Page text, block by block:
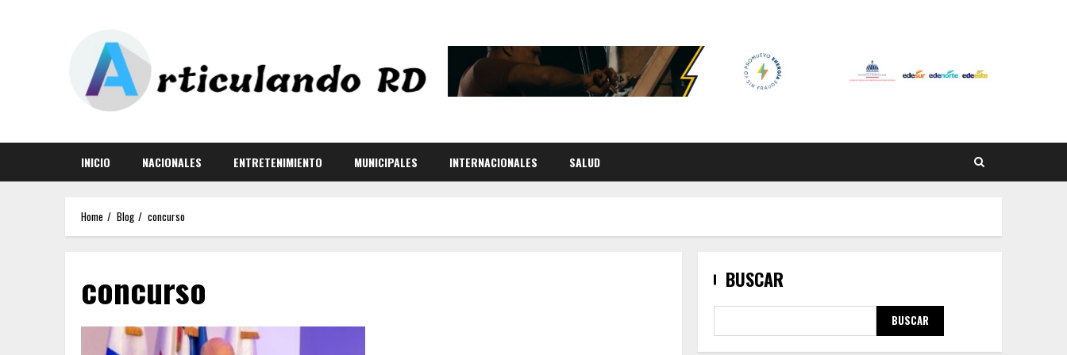
INICIO NACIONALES ENTRETENIMIENTO MUNICIPALES INTERNACIONALES SALUD
Home Blog concurso
concurso BUSCAR
BUSCAR